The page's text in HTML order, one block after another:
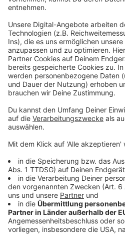
„Und da in Münster so viele
und spielen, passt auch das
richtig gut.“ Das ist also sein
Geburtstag der Mitmachkinder.
Anzeige
©Charlotte Scheurle
Anzeige
Diese Institutionen haben
Kinderstadt Atlantis im
Elisabeth,
Handwerkskammer, Irisschule,
Kinderheim St. Mauritz, KiTa
St. Michael 1 Gievenbeck,